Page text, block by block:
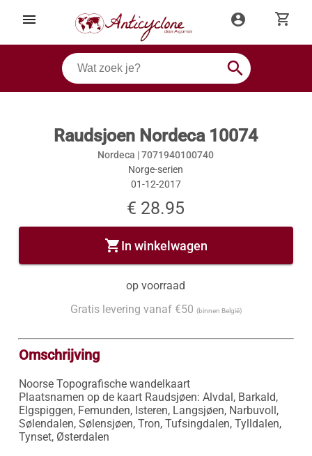
menu account_circle shopping_cart
search
Raudsjoen Nordeca 10074
Nordeca |7071940100740
Norge-serien
01-12-2017
€ 28.95
shopping_cartIn winkelwagen
op voorraad
Gratis levering vanaf €50 (binnen België)
Omschrijving
Noorse Topografische wandelkaart
Plaatsnamen op de kaart Raudsjøen: Alvdal, Barkald,
Elgspiggen, Femunden, Isteren, Langsjøen, Narbuvoll,
Sølendalen, Sølensjøen, Tron, Tufsingdalen, Tylldalen,
Tynset, Østerdalen